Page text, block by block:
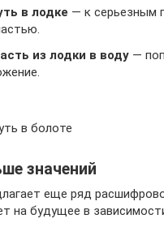
в лодке — к серьезным
из лодки в воду —
в болоте
значений
еще ряд
на будущее в